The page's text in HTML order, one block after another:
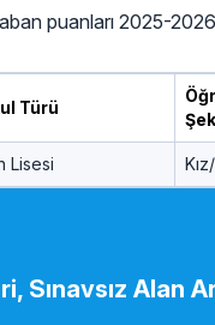
puanları 2025-
Türü
Lisesi
Sınavsız Alan